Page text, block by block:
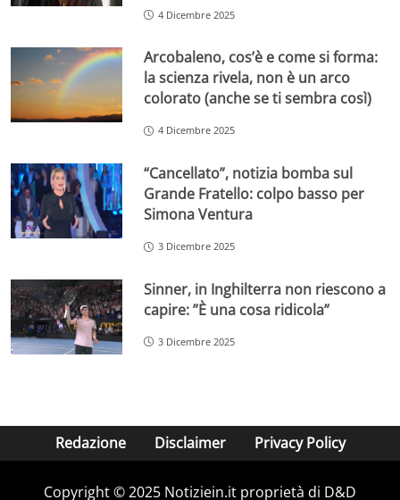
4 Dicembre 2025
Arcobaleno, cos’è e come si forma:
la scienza rivela, non è un arco
colorato (anche se ti sembra così)
4 Dicembre 2025
“Cancellato”, notizia bomba sul
Grande Fratello: colpo basso per
Simona Ventura
3 Dicembre 2025
Sinner, in Inghilterra non riescono a
capire: ”È una cosa ridicola”
3 Dicembre 2025
Redazione Disclaimer Privacy Policy
Copyright © 2025 Notiziein.it proprietà di D&D